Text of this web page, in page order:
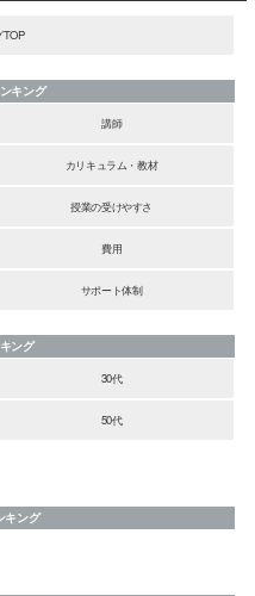
TOP
キング
講師
カリキュラム・教材
授業の受けやすさ
費用
サポート体制
ング
30代
50代
キング